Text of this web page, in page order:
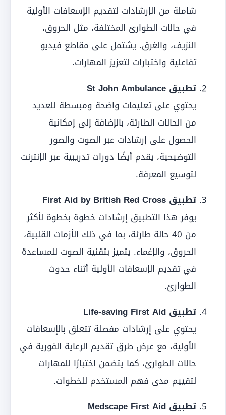
شاملة من الإرشادات لتقديم الإسعافات الأولية
في حالات الطوارئ المختلفة، مثل الحروق،
النزيف، والغرق. يشتمل على مقاطع فيديو
تفاعلية واختبارات لتعزيز المهارات.
تطبيق St John Ambulance
يحتوي على تعليمات واضحة ومبسطة للعديد
من الحالات الطارئة، بالإضافة إلى إمكانية
الحصول على إرشادات عبر الصوت والصور
التوضيحية، يقدم أيضًا دورات تدريبية عبر الإنترنت
لتوسيع المعرفة.
تطبيق First Aid by British Red Cross
يوفر هذا التطبيق إرشادات خطوة بخطوة لأكثر
من 40 حالة طارئة، بما في ذلك الأزمات القلبية،
الحروق، والإغماء. يتميز بتقنية الصوت للمساعدة
في تقديم الإسعافات الأولية أثناء حدوث
الطوارئ.
تطبيق Life-saving First Aid
يحتوي على إرشادات مفصلة تتعلق بالإسعافات
الأولية، مع عرض طرق تقديم الرعاية الفورية في
حالات الطوارئ، كما يتضمن اختبارًا للمهارات
لتقييم مدى فهم المستخدم للخطوات.
تطبيق Medscape First Aid